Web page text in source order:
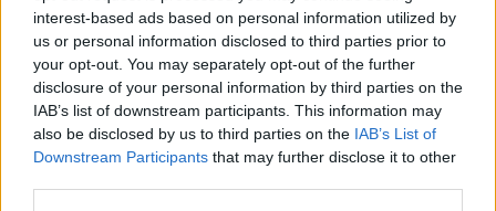
interest-based ads based on personal information utilized by
us or personal information disclosed to third parties prior to
your opt-out. You may separately opt-out of the further
disclosure of your personal information by third parties on the
IAB’s list of downstream participants. This information may
also be disclosed by us to third parties on the IAB’s List of
Downstream Participants that may further disclose it to other
Csaknem tízszer akkora profitot számolt el tavaly a
TV2, mint az RTL
| 2026.05.30 09:58
Ugyanakkor 2025-ben utóbbi csatorna is nyereségesen